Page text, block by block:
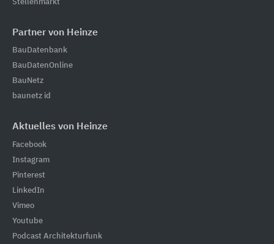
Stellenmarkt
Partner von Heinze
BauDatenbank
BauDatenOnline
BauNetz
baunetz id
Aktuelles von Heinze
Facebook
Instagram
Pinterest
LinkedIn
Vimeo
Youtube
Podcast Architekturfunk